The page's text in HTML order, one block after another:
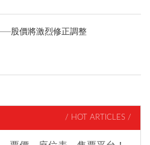
股價將激烈修正調整
/ HOT ARTICLES /